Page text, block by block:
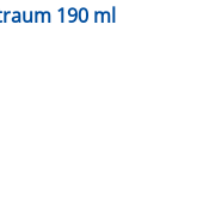
190 ml